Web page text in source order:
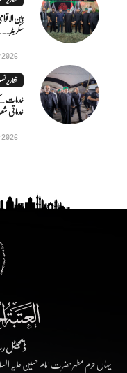
بین
تقاریر
خدمات
ڈیجیٹل
یہاں حرم مطہر حضرت امام حسین علیہ